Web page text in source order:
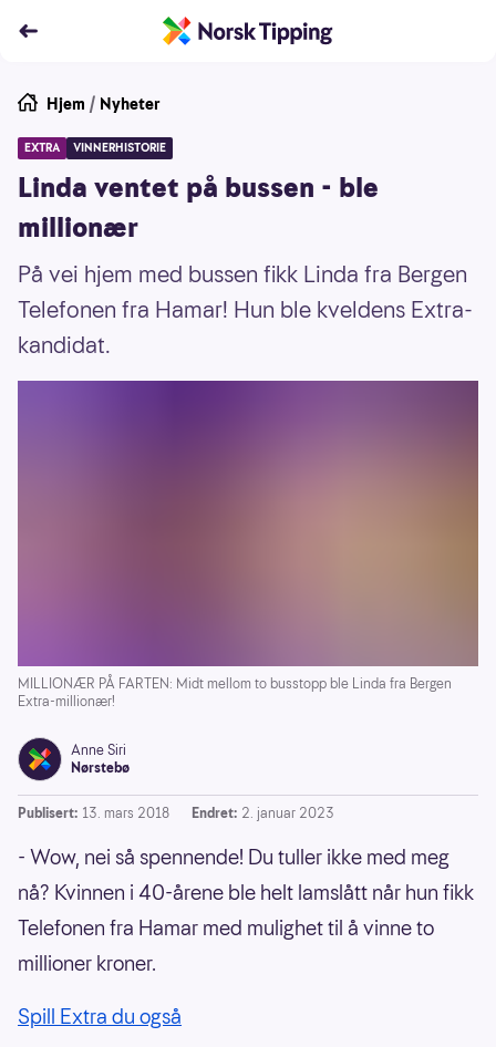
Hjem / Nyheter
EXTRA VINNERHISTORIE
Linda ventet på bussen - ble
millionær
På vei hjem med bussen fikk Linda fra Bergen
Telefonen fra Hamar! Hun ble kveldens Extra-
kandidat.
MILLIONÆR PÅ FARTEN: Midt mellom to busstopp ble Linda fra Bergen
Extra-millionær!
Anne Siri
Nørstebø
Publisert: 13. mars 2018 Endret: 2. januar 2023
- Wow, nei så spennende! Du tuller ikke med meg
nå? Kvinnen i 40-årene ble helt lamslått når hun fikk
Telefonen fra Hamar med mulighet til å vinne to
millioner kroner.
Spill Extra du også